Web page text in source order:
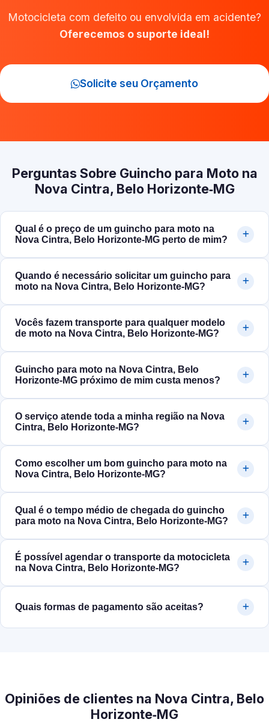
Motocicleta com defeito ou envolvida em acidente?
Oferecemos o suporte ideal!
Solicite seu Orçamento
Perguntas Sobre Guincho para Moto na
Nova Cintra, Belo Horizonte‑MG
Qual é o preço de um guincho para moto na
Nova Cintra, Belo Horizonte‑MG perto de mim?
Quando é necessário solicitar um guincho para
moto na Nova Cintra, Belo Horizonte‑MG?
Vocês fazem transporte para qualquer modelo
de moto na Nova Cintra, Belo Horizonte‑MG?
Guincho para moto na Nova Cintra, Belo
Horizonte‑MG próximo de mim custa menos?
O serviço atende toda a minha região na Nova
Cintra, Belo Horizonte‑MG?
Como escolher um bom guincho para moto na
Nova Cintra, Belo Horizonte‑MG?
Qual é o tempo médio de chegada do guincho
para moto na Nova Cintra, Belo Horizonte‑MG?
É possível agendar o transporte da motocicleta
na Nova Cintra, Belo Horizonte‑MG?
Quais formas de pagamento são aceitas?
Opiniões de clientes na Nova Cintra, Belo
Horizonte‑MG